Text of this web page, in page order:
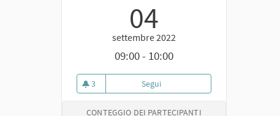
04
settembre 2022
09:00 - 10:00
3
3 sostenitori
Segui
CONTEGGIO DEI PARTECIPANTI